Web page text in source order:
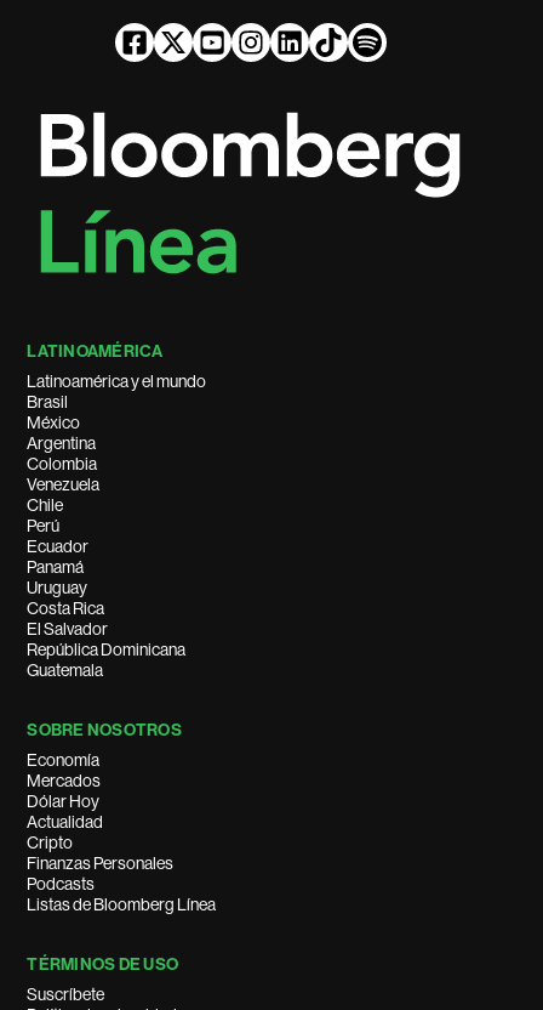
LATINOAMÉRICA
Latinoamérica y el mundo
Brasil
México
Argentina
Colombia
Venezuela
Chile
Perú
Ecuador
Panamá
Uruguay
Costa Rica
El Salvador
República Dominicana
Guatemala
SOBRE NOSOTROS
Economía
Mercados
Dólar Hoy
Actualidad
Cripto
Finanzas Personales
Podcasts
Listas de Bloomberg Línea
TÉRMINOS DE USO
Suscríbete